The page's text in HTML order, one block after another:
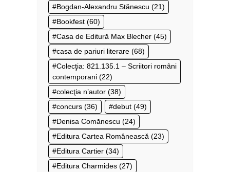
Bogdan-Alexandru Stănescu (21)
Bookfest (60)
Casa de Editură Max Blecher (45)
casa de pariuri literare (68)
Colecţia: 821.135.1 – Scriitori români
contemporani (22)
colecţia n’autor (38)
concurs (36) debut (49)
Denisa Comănescu (24)
Editura Cartea Românească (23)
Editura Cartier (34)
Editura Charmides (27)